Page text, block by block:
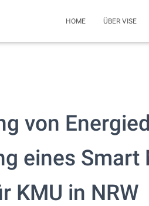
HOME ÜBER VISE
von
eines Smart
KMU in NRW